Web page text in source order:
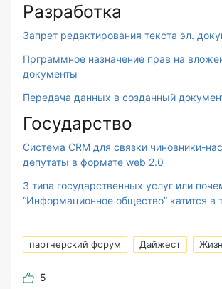
Разработка
Запрет редактирования текста эл.
Прграммное назначение прав на
документы
Передача данных в созданный
Государство
Система CRM для связки чиновники-
депутаты в формате web 2.0
3 типа государственных услуг или
“Информационное общество” катится в
партнерский форум Дайжест
5